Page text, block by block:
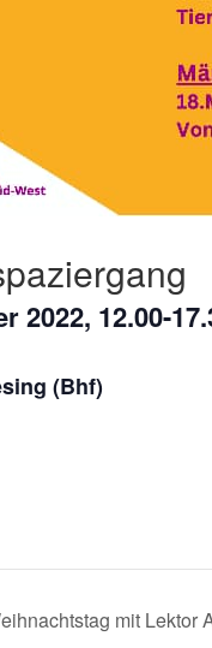
2022, 12.00-
(Bhf)
mit Lektor